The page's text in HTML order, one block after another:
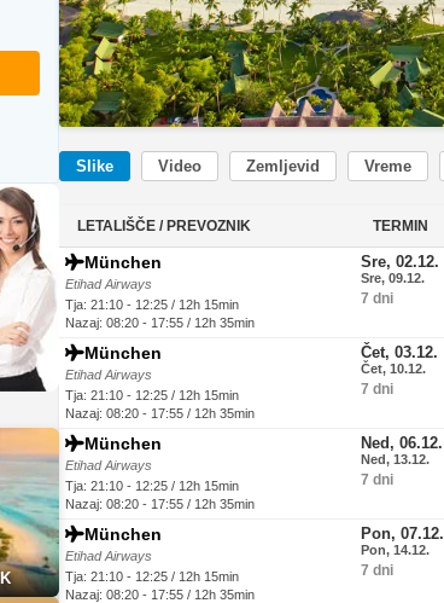
Slike Video Zemljevid Vreme
LETALIŠČE / PREVOZNIK TERMIN
München
Etihad Airways
Tja: 21:10 - 12:25 / 12h 15min
Nazaj: 08:20 - 17:55 / 12h 35min
Sre, 02.12.
Sre, 09.12.
7 dni
München
Etihad Airways
Tja: 21:10 - 12:25 / 12h 15min
Nazaj: 08:20 - 17:55 / 12h 35min
Čet, 03.12.
Čet, 10.12.
7 dni
München
Etihad Airways
Tja: 21:10 - 12:25 / 12h 15min
Nazaj: 08:20 - 17:55 / 12h 35min
Ned, 06.12.
Ned, 13.12.
7 dni
München
Etihad Airways
Tja: 21:10 - 12:25 / 12h 15min
Nazaj: 08:20 - 17:55 / 12h 35min
Pon, 07.12.
Pon, 14.12.
7 dni